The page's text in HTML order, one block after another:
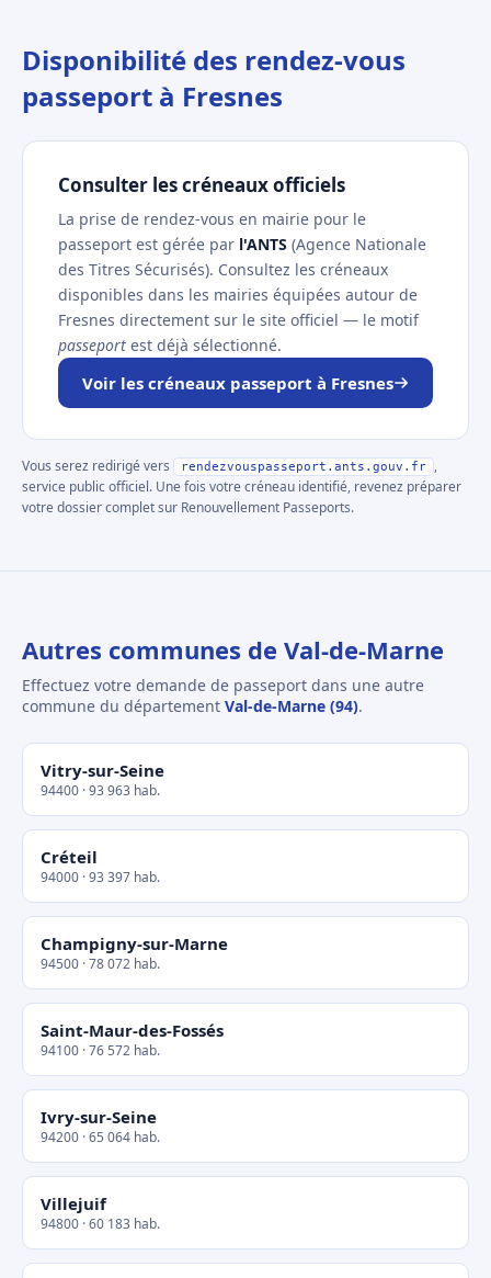
Disponibilité des rendez-vous
passeport à Fresnes
Consulter les créneaux officiels
La prise de rendez-vous en mairie pour le
passeport est gérée par l'ANTS (Agence Nationale
des Titres Sécurisés). Consultez les créneaux
disponibles dans les mairies équipées autour de
Fresnes directement sur le site officiel — le motif
passeport est déjà sélectionné.
Voir les créneaux passeport à Fresnes
Vous serez redirigé vers rendezvouspasseport.ants.gouv.fr
,
service public officiel. Une fois votre créneau identifié, revenez préparer
votre dossier complet sur Renouvellement Passeports.
Autres communes de Val-de-Marne
Effectuez votre demande de passeport dans une autre
commune du département Val-de-Marne (94).
Vitry-sur-Seine
94400 · 93 963 hab.
Créteil
94000 · 93 397 hab.
Champigny-sur-Marne
94500 · 78 072 hab.
Saint-Maur-des-Fossés
94100 · 76 572 hab.
Ivry-sur-Seine
94200 · 65 064 hab.
Villejuif
94800 · 60 183 hab.